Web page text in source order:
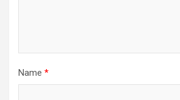
Name *